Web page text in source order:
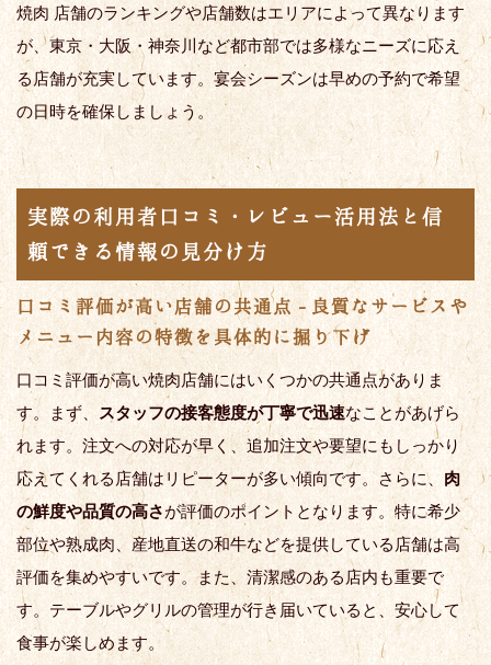
焼肉 店舗のランキングや店舗数はエリアによって異なります
が、東京・大阪・神奈川など都市部では多様なニーズに応え
る店舗が充実しています。宴会シーズンは早めの予約で希望
の日時を確保しましょう。
実際の利用者口コミ・レビュー活用法と信
頼できる情報の見分け方
口コミ評価が高い店舗の共通点 - 良質なサービスや
メニュー内容の特徴を具体的に掘り下げ
口コミ評価が高い焼肉店舗にはいくつかの共通点がありま
す。まず、 スタッフの接客態度が丁寧で迅速なことがあげら
れます。注文への対応が早く、追加注文や要望にもしっかり
応えてくれる店舗はリピーターが多い傾向です。さらに、肉
の鮮度や品質の高さが評価のポイントとなります。特に希少
部位や熟成肉、産地直送の和牛などを提供している店舗は高
評価を集めやすいです。また、清潔感のある店内も重要で
す。テーブルやグリルの管理が行き届いていると、安心して
食事が楽しめます。